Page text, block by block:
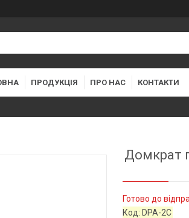
ПРОДУКЦІЯ ПРО НАС КОНТАКТИ
Домкрат
Готово до
Код: DPA-2C